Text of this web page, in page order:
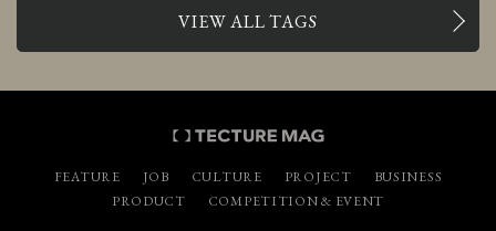
VIEW ALL TAGS
FEATURE JOB CULTURE PROJECT
BUSINESS
PRODUCT
COMPETITION & EVENT